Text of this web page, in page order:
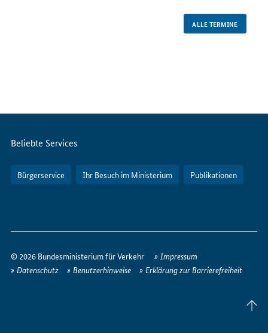
ALLE TERMINE
Servicemenü
Beliebte Services
Bürgerservice Ihr Besuch im Ministerium Publikationen
erreichen
Sie
© 2026 Bundesministerium für Verkehr
Impressum
Datenschutz
Benutzerhinweise Erklärung zur Barrierefreiheit